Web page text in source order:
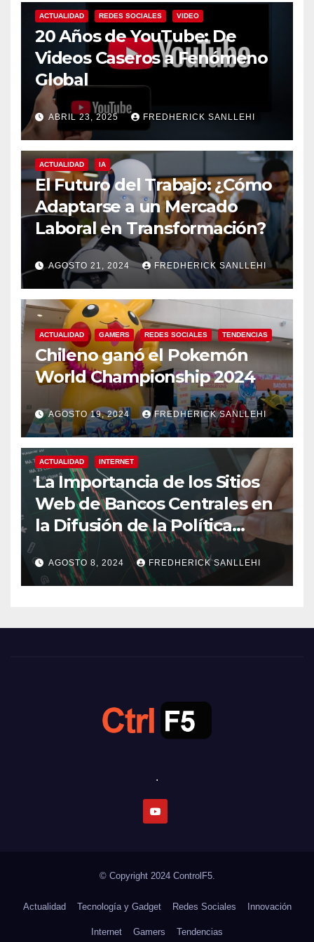
ACTUALIDAD REDES SOCIALES VIDEO
20 Años de YouTube: De
Videos Caseros a Fenómeno
Global
ABRIL 23, 2025 FREDHERICK SANLLEHI
ACTUALIDAD IA
El Futuro del Trabajo: ¿Cómo
Adaptarse a un Mercado
Laboral en Transformación?
AGOSTO 21, 2024 FREDHERICK SANLLEHI
ACTUALIDAD GAMERS REDES SOCIALES TENDENCIAS
Chileno ganó el Pokemón
World Championship 2024
AGOSTO 19, 2024 FREDHERICK SANLLEHI
ACTUALIDAD INTERNET
La Importancia de los Sitios
Web de Bancos Centrales en
la Difusión de la Política
Monetaria
AGOSTO 8, 2024 FREDHERICK SANLLEHI
.
© Copyright 2024 ControlF5.
Actualidad Tecnología y Gadget Redes Sociales Innovación
Internet Gamers Tendencias